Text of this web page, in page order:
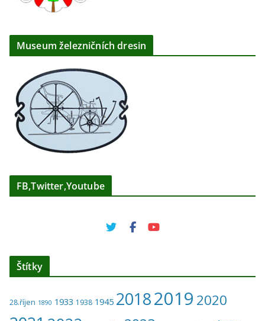
Museum železničních dresin
FB,Twitter,Youtube
Štítky
28.říjen 1890 1933 1938 1945 20182019 2020